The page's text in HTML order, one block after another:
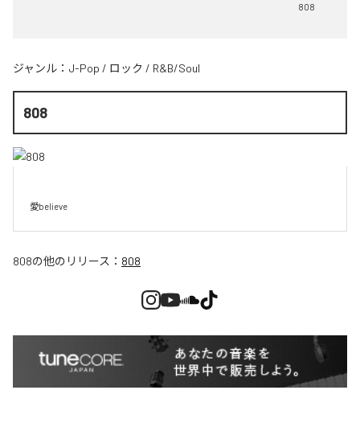
808
ジャンル： J-Pop / ロック / R&B/Soul
808
愛believe
808の他のリリース： 808